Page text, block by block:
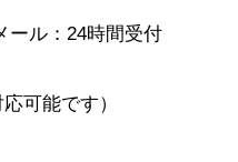
ル：24時間受付
可能です）